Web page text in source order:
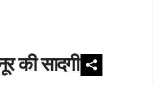
की सादगी